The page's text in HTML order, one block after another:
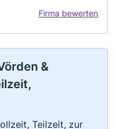
Firma bewerten
&
Teilzeit, zur